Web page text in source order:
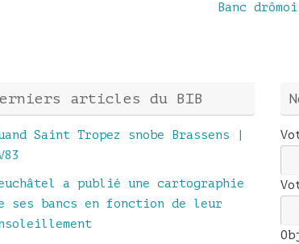
Banc
articles du BIB
Saint Tropez snobe Brassens |
a publié une cartographie
ses bancs en fonction de leur